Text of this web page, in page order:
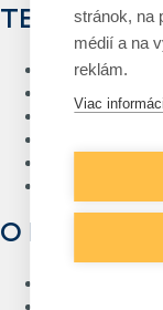
RFID
Čiarový kód
Bezdrôtové
Real Time
O NÁS
stránok, na
médií a na
reklám.
Viac